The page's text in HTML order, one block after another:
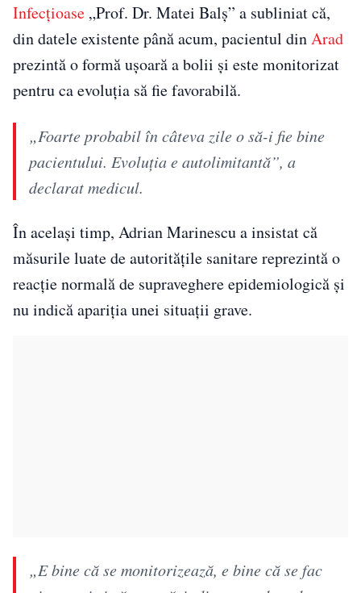
Infecțioase „Prof. Dr. Matei Balș” a subliniat că,
din datele existente până acum, pacientul dinArad
prezintă o formă ușoară a bolii și este monitorizat
pentru ca evoluția să fie favorabilă.
„Foarte probabil în câteva zile o să-i fie bine
pacientului. Evoluția e autolimitantă”, a
declarat medicul.
În același timp, Adrian Marinescu a insistat că
măsurile luate de autoritățile sanitare reprezintă o
reacție normală de supraveghere epidemiologică și
nu indică apariția unei situații grave.
„E bine că se monitorizează, e bine că se fac